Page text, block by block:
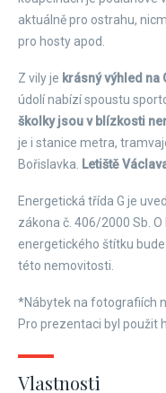
aktuálně pro ostrahu,
pro hosty apod.
Z vily je krásný výhled na
údolí nabízí spoustu
školky jsou v blízkosti
je i stanice metra,
Bořislavka.
Letiště
Energetická třída G je
zákona č. 406/2000 Sb.
energetického štítku
této nemovitosti.
*Nábytek na fotografiích
Pro prezentaci byl použit
Vlastnosti